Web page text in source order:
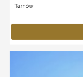
Tarnów